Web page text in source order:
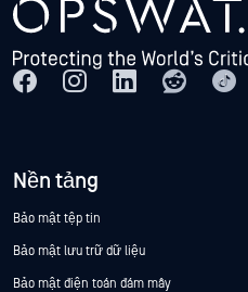
Nền tảng
Bảo mật tệp tin
Bảo mật lưu trữ dữ liệu
Bảo mật điện toán đám mây